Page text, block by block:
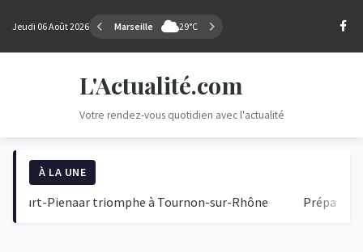
Jeudi 06 Août 2026 Marseille 29°C
L'Actualité.com
Votre rendez-vous quotidien avec l'actualité
À LA UNE
Pienaar triomphe à Tournon-sur-Rhône Préparez-vous